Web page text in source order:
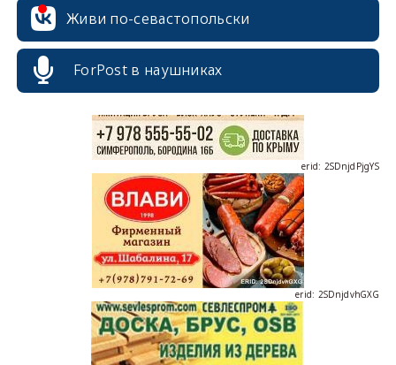
Живи по-севастопольски
ForPost в наушниках
erid: 2SDnjdvhGXG